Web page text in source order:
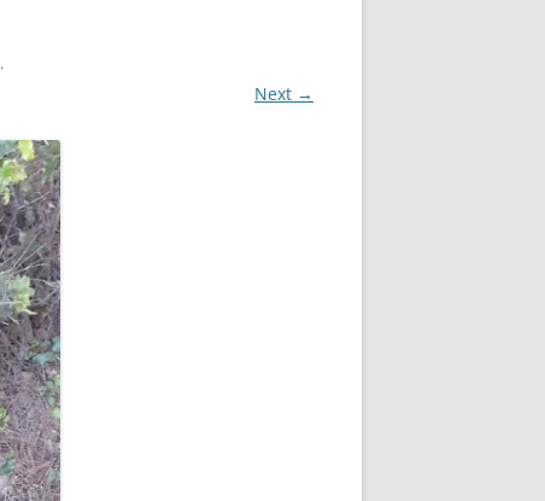
.
Next →